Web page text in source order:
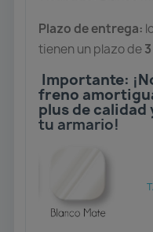
Plazo de entrega:
tienen un plazo de
Importante: ¡
freno
plus de calidad
tu